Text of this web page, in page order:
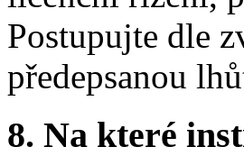
Postupujte dle
předepsanou
8. Na které